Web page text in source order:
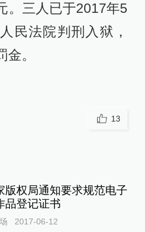
。三人已于2017年5
民法院判刑入狱，
。
13
版权局通知要求规范电子
品登记证书
2017-06-12